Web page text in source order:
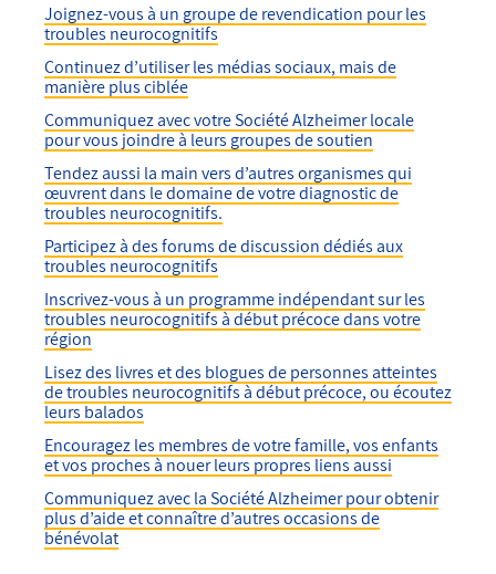
Joignez-vous à un groupe de revendication pour les
troubles neurocognitifs
Continuez d’utiliser les médias sociaux, mais de
manière plus ciblée
Communiquez avec votre Société Alzheimer locale
pour vous joindre à leurs groupes de soutien
Tendez aussi la main vers d’autres organismes qui
œuvrent dans le domaine de votre diagnostic de
troubles neurocognitifs.
Participez à des forums de discussion dédiés aux
troubles neurocognitifs
Inscrivez-vous à un programme indépendant sur les
troubles neurocognitifs à début précoce dans votre
région
Lisez des livres et des blogues de personnes atteintes
de troubles neurocognitifs à début précoce, ou écoutez
leurs balados
Encouragez les membres de votre famille, vos enfants
et vos proches à nouer leurs propres liens aussi
Communiquez avec la Société Alzheimer pour obtenir
plus d’aide et connaître d’autres occasions de
bénévolat